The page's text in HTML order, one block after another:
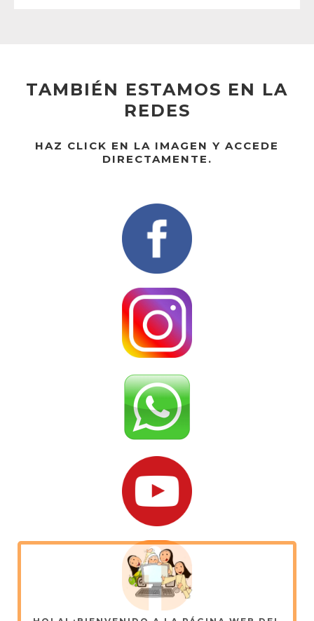
TAMBIÉN ESTAMOS EN LA
REDES
HAZ CLICK EN LA IMAGEN Y ACCEDE
DIRECTAMENTE.